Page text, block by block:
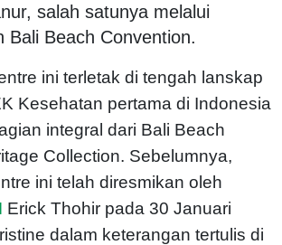
salah satunya melalui
Bali Beach Convention.
ini terletak di tengah lanskap
Kesehatan pertama di Indonesia
integral dari Bali Beach
Collection. Sebelumnya,
ini telah diresmikan oleh
Erick Thohir pada 30 Januari
dalam keterangan tertulis di